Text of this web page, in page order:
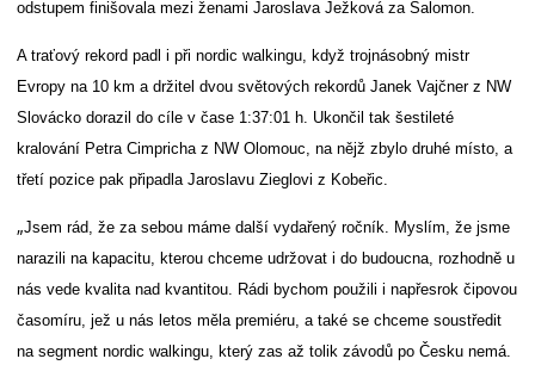
odstupem finišovala mezi ženami Jaroslava Ježková za Salomon.
A traťový rekord padl i při nordic walkingu, když trojnásobný mistr
Evropy na 10 km a držitel dvou světových rekordů Janek Vajčner z NW
Slovácko dorazil do cíle v čase 1:37:01 h. Ukončil tak šestileté
kralování Petra Cimpricha z NW Olomouc, na nějž zbylo druhé místo, a
třetí pozice pak připadla Jaroslavu Zieglovi z Kobeřic.
„Jsem rád, že za sebou máme další vydařený ročník. Myslím, že jsme
narazili na kapacitu, kterou chceme udržovat i do budoucna, rozhodně u
nás vede kvalita nad kvantitou. Rádi bychom použili i napřesrok čipovou
časomíru, jež u nás letos měla premiéru, a také se chceme soustředit
na segment nordic walkingu, který zas až tolik závodů po Česku nemá.